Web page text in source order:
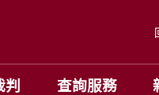
查詢服務